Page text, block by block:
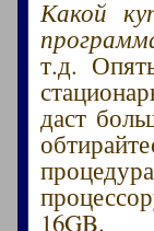
Какой
т.д.
даст
16GB.